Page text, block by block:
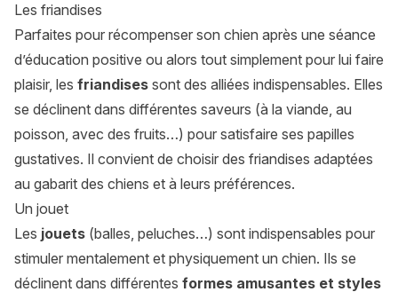
Les friandises
Parfaites pour récompenser son chien après une séance
d’éducation positive ou alors tout simplement pour lui faire
plaisir, les friandises sont des alliées indispensables. Elles
se déclinent dans différentes saveurs (à la viande, au
poisson, avec des fruits…) pour satisfaire ses papilles
gustatives. Il convient de choisir des friandises adaptées
au gabarit des chiens et à leurs préférences.
Un jouet
Les jouets (balles, peluches…) sont indispensables pour
stimuler mentalement et physiquement un chien. Ils se
déclinent dans différentes formes amusantes et styles